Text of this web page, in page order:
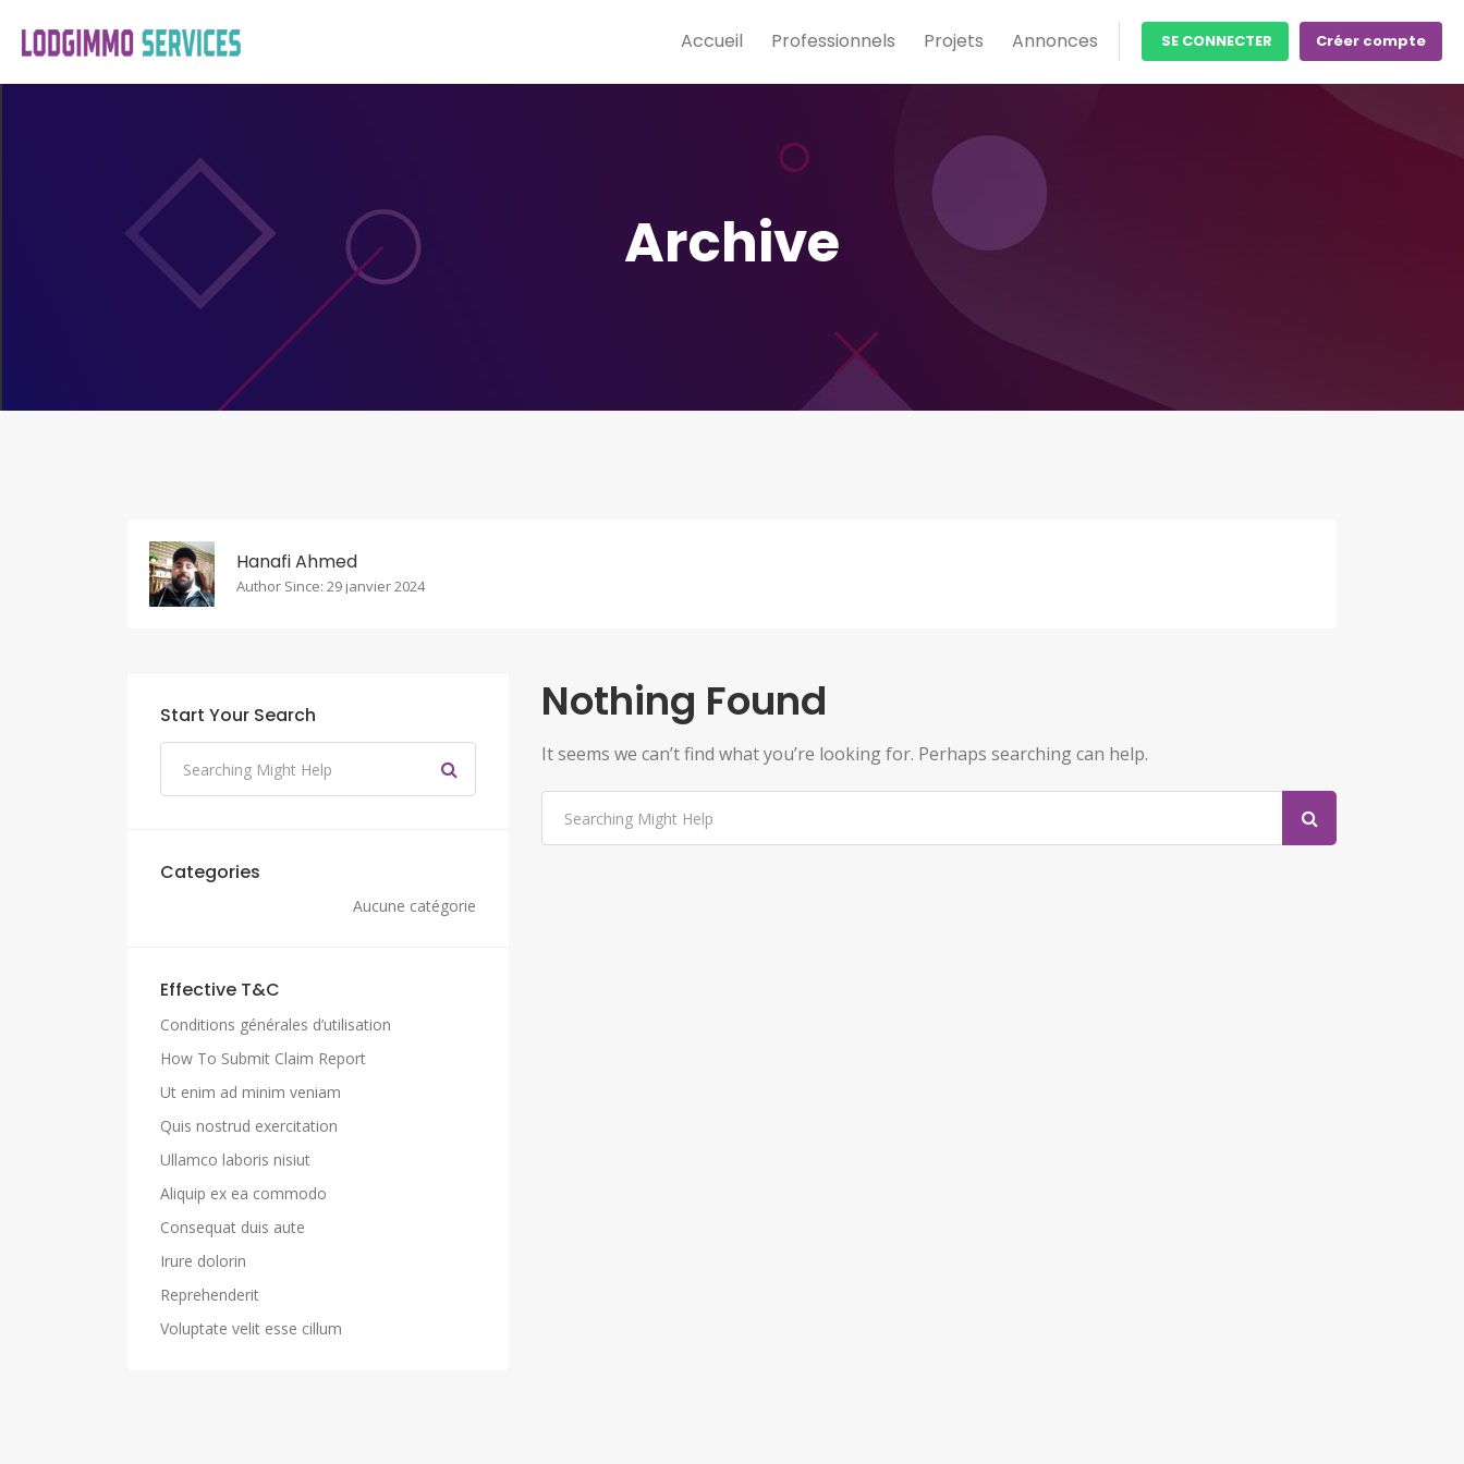
Accueil Professionnels Projets Annonces SE CONNECTER Créer compte
Archive
Hanafi Ahmed
Author Since: 29 janvier 2024
Nothing Found
It seems we can’t find what you’re looking for. Perhaps searching can help.
Start Your Search
Categories
Aucune catégorie
Effective T&C
Conditions générales d’utilisation
How To Submit Claim Report
Ut enim ad minim veniam
Quis nostrud exercitation
Ullamco laboris nisiut
Aliquip ex ea commodo
Consequat duis aute
Irure dolorin
Reprehenderit
Voluptate velit esse cillum